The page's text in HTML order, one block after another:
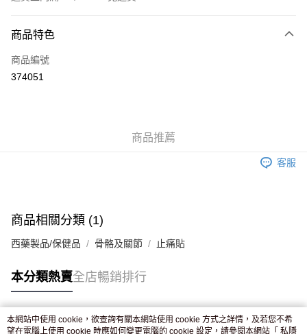
信用卡
Apple Pay
付款後門市自取，訂單確認後2-4個工作天到店，7天內取。逾期後
商品特色
商品編號
374051
商品推薦
客服
商品相關分類 (1)
西藥製品/保健品 骨骼及關節 止痛貼
本分類熱賣全店暢銷排行
熱門標籤
本網站中使用 cookie，欲查詢有關本網站使用 cookie 方式之詳情，及若您不希
望在電腦上使用 cookie 時應如何變更電腦的 cookie 設定，請參閱本網站「 私隱